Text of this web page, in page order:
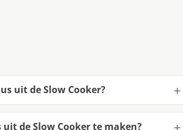
uit de Slow Cooker?
de Slow Cooker te maken?